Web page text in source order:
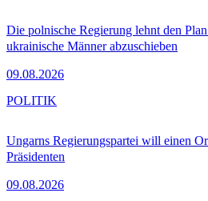
Die polnische Regierung lehnt den
ukrainische Männer abzuschieben
09.08.2026
Ungarns Regierungspartei will einen
Präsidenten
09.08.2026
POLITIK